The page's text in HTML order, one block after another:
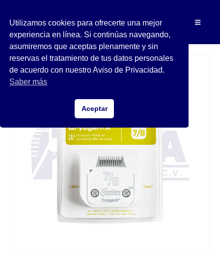
Utilizamos cookies para ofrecerte una mejor
experiencia en línea. Si continúas navegando,
asumiremos que aceptas plenamente y sin
reservas el tratamiento de tus datos personales
de acuerdo con nuestro Aviso de Privacidad.
Saber más
Aceptar